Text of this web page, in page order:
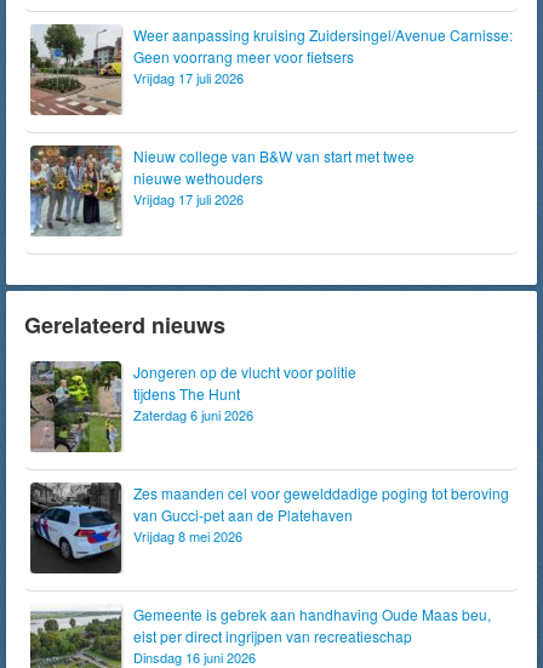
Weer aanpassing kruising Zuidersingel/Avenue Carnisse:
Geen voorrang meer voor fietsers
Vrijdag 17 juli 2026
Nieuw college van B&W van start met twee
nieuwe wethouders
Vrijdag 17 juli 2026
Gerelateerd nieuws
Jongeren op de vlucht voor politie
tijdens The Hunt
Zaterdag 6 juni 2026
Zes maanden cel voor gewelddadige poging tot beroving
van Gucci-pet aan de Platehaven
Vrijdag 8 mei 2026
Gemeente is gebrek aan handhaving Oude Maas beu,
eist per direct ingrijpen van recreatieschap
Dinsdag 16 juni 2026